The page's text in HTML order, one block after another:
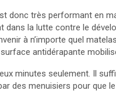
donc très performant en
dans la lutte contre le
à n’importe quel
antidérapante
minutes seulement. Il
des menuisiers pour que